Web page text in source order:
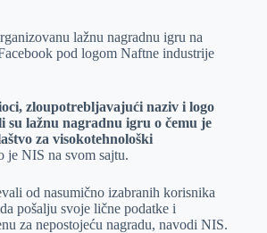
lažnu nagradnu igru na
pod logom Naftne industrije
zloupotrebljavajući naziv i logo
su lažnu nagradnu igru o čemu je
za visokotehnološki
je NIS na svom sajtu.
od nasumično izabranih korisnika
pošalju svoje lične podatke i
za nepostojeću nagradu, navodi NIS.